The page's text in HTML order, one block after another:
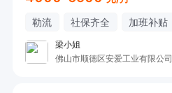
勒流 社保齐全 加班补贴
梁小姐
佛山市顺德区安爱工业有限公司